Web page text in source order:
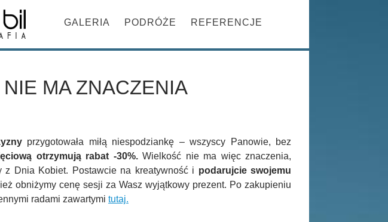
GALERIA PODRÓŻE REFERENCJE
MA ZNACZENIA
przygotowała miłą niespodziankę – wszyscy Panowie, bez
otrzymują rabat -30%.Wielkość nie ma więc znaczenia,
Dnia Kobiet. Postawcie na kreatywność i podarujcie swojemu
obniżymy cenę sesji za Wasz wyjątkowy prezent. Po zakupieniu
radami zawartymi tutaj.